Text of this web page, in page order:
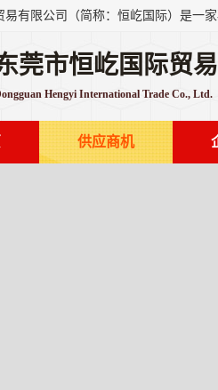
莞市恒屹国际贸
Hengyi International Trade Co., Ltd.
供应商机